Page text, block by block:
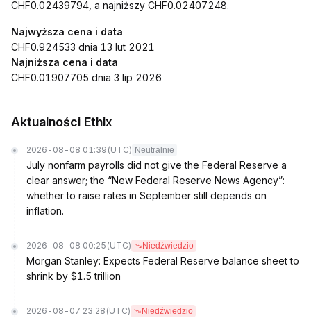
CHF0.02439794, a najniższy CHF0.02407248.
Najwyższa cena i data
CHF0.924533 dnia 13 lut 2021
Najniższa cena i data
CHF0.01907705 dnia 3 lip 2026
Aktualności Ethix
2026-08-08 01:39 (UTC) Neutralnie
July nonfarm payrolls did not give the Federal Reserve a
clear answer; the “New Federal Reserve News Agency”:
whether to raise rates in September still depends on
inflation.
2026-08-08 00:25 (UTC) Niedźwiedzio
Morgan Stanley: Expects Federal Reserve balance sheet to
shrink by $1.5 trillion
2026-08-07 23:28 (UTC) Niedźwiedzio